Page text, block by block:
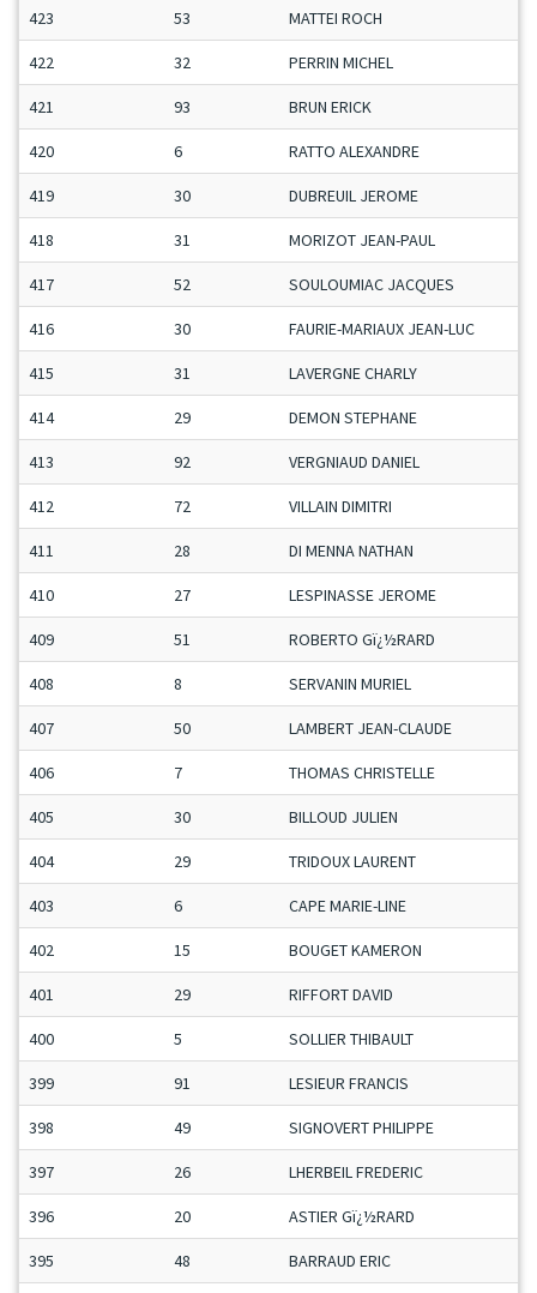
423 53 MATTEI ROCH
422 32 PERRIN MICHEL
421 93 BRUN ERICK
420 6 RATTO ALEXANDRE
419 30 DUBREUIL JEROME
418 31 MORIZOT JEAN-PAUL
417 52 SOULOUMIAC JACQUES
416 30 FAURIE-MARIAUX JEAN-LUC
415 31 LAVERGNE CHARLY
414 29 DEMON STEPHANE
413 92 VERGNIAUD DANIEL
412 72 VILLAIN DIMITRI
411 28 DI MENNA NATHAN
410 27 LESPINASSE JEROME
409 51 ROBERTO Gï¿½RARD
408 8 SERVANIN MURIEL
407 50 LAMBERT JEAN-CLAUDE
406 7 THOMAS CHRISTELLE
405 30 BILLOUD JULIEN
404 29 TRIDOUX LAURENT
403 6 CAPE MARIE-LINE
402 15 BOUGET KAMERON
401 29 RIFFORT DAVID
400 5 SOLLIER THIBAULT
399 91 LESIEUR FRANCIS
398 49 SIGNOVERT PHILIPPE
397 26 LHERBEIL FREDERIC
396 20 ASTIER Gï¿½RARD
395 48 BARRAUD ERIC